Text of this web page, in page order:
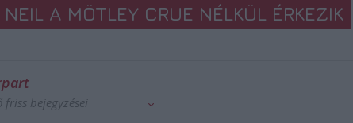
A MÖTLEY CRUE NÉLKÜL ÉRKEZIK
friss bejegyzései